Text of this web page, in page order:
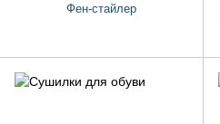
Фен-стайлер